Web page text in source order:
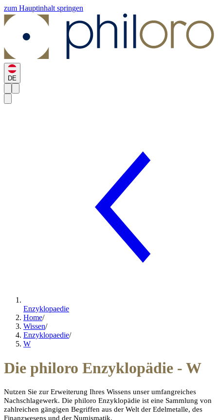
zum Hauptinhalt springen
DE
Enzyklopaedie
Home/
Wissen/
Enzyklopaedie/
W
Die philoro Enzyklopädie - W
Nutzen Sie zur Erweiterung Ihres Wissens unser umfangreiches
Nachschlagewerk. Die philoro Enzyklopädie ist eine Sammlung von
zahlreichen gängigen Begriffen aus der Welt der Edelmetalle, des
Finanzwesens und der Numismatik.